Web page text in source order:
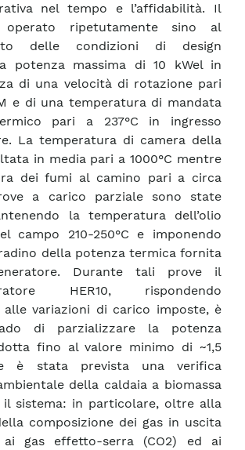
nel tempo e l’affidabilità. Il
operato ripetutamente sino al
delle condizioni di design
potenza massima di 10 kWel in
di una velocità di rotazione pari
e di una temperatura di mandata
pari a 237°C in ingresso
La temperatura di camera della
in media pari a 1000°C mentre
dei fumi al camino pari a circa
a carico parziale sono state
la temperatura dell’olio
campo 210-250°C e imponendo
della potenza termica fornita
Durante tali prove il
HER10, rispondendo
variazioni di carico imposte, è
di parzializzare la potenza
fino al valore minimo di ~1,5
è stata prevista una verifica
della caldaia a biomassa
il sistema: in particolare, oltre alla
composizione dei gas in uscita
gas effetto-serra (CO2) ed ai